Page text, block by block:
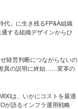
代」に生き残るFP&A組織
する組織デザインからひ
経営判断につながらないの
異の説明に終始……変革の
は、いかにコストを最適
が語るインフラ運用戦略